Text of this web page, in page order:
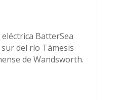
BatterSea
del río Támesis
de Wandsworth.